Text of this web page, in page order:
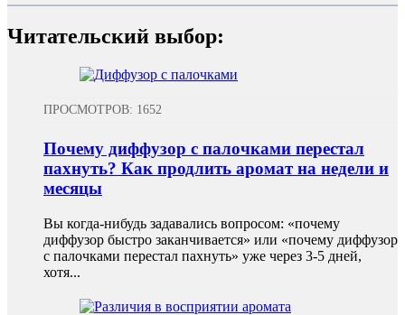
Читательский выбор:
ПРОСМОТРОВ: 1652
Почему диффузор с палочками перестал
пахнуть? Как продлить аромат на недели и
месяцы
Вы когда-нибудь задавались вопросом: «почему
диффузор быстро заканчивается» или «почему диффузор
с палочками перестал пахнуть» уже через 3-5 дней,
хотя...